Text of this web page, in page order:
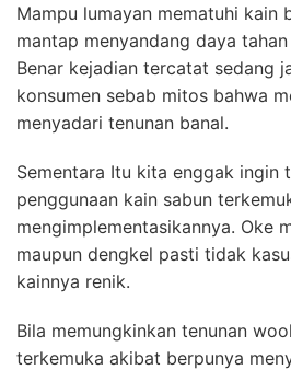
Mampu lumayan mematuhi kain
mantap menyandang daya
Benar kejadian tercatat sedang
konsumen sebab mitos bahwa
menyadari tenunan banal.
Sementara Itu kita enggak ingin
penggunaan kain sabun
mengimplementasikannya. Oke
maupun dengkel pasti tidak
kainnya renik.
Bila memungkinkan tenunan
terkemuka akibat berpunya